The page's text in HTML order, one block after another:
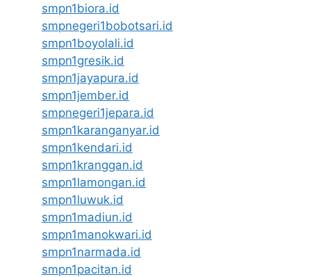
smpn1biora.id
smpnegeri1bobotsari.id
smpn1boyolali.id
smpn1gresik.id
smpn1jayapura.id
smpn1jember.id
smpnegeri1jepara.id
smpn1karanganyar.id
smpn1kendari.id
smpn1kranggan.id
smpn1lamongan.id
smpn1luwuk.id
smpn1madiun.id
smpn1manokwari.id
smpn1narmada.id
smpn1pacitan.id